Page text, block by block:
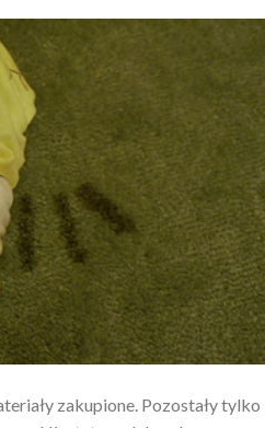
zakupione. Pozostały tylko